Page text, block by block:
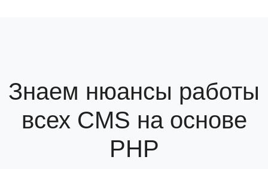
Знаем нюансы работы
всех CMS на основе
PHP